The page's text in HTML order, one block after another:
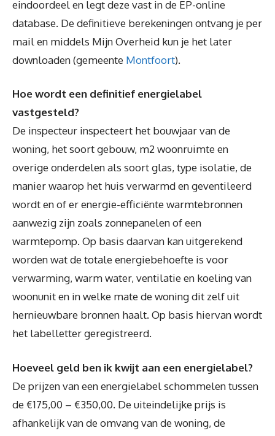
eindoordeel en legt deze vast in de EP-online
database. De definitieve berekeningen ontvang je per
mail en middels Mijn Overheid kun je het later
downloaden (gemeente Montfoort).
Hoe wordt een definitief energielabel
vastgesteld?
De inspecteur inspecteert het bouwjaar van de
woning, het soort gebouw, m2 woonruimte en
overige onderdelen als soort glas, type isolatie, de
manier waarop het huis verwarmd en geventileerd
wordt en of er energie-efficiënte warmtebronnen
aanwezig zijn zoals zonnepanelen of een
warmtepomp. Op basis daarvan kan uitgerekend
worden wat de totale energiebehoefte is voor
verwarming, warm water, ventilatie en koeling van
woonunit en in welke mate de woning dit zelf uit
hernieuwbare bronnen haalt. Op basis hiervan wordt
het labelletter geregistreerd.
Hoeveel geld ben ik kwijt aan een energielabel?
De prijzen van een energielabel schommelen tussen
de €175,00 – €350,00. De uiteindelijke prijs is
afhankelijk van de omvang van de woning, de